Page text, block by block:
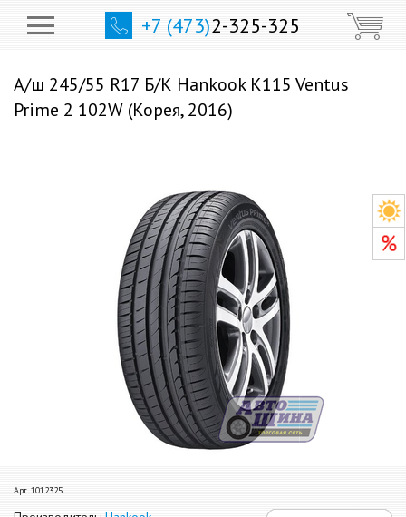
+7 (473)2-325-325
А/ш 245/55 R17 Б/К Hankook K115 Ventus
Prime 2 102W (Корея, 2016)
Арт. 1012325